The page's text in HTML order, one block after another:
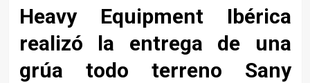
Heavy Equipment Ibérica
realizó la entrega de una
grúa todo terreno Sany